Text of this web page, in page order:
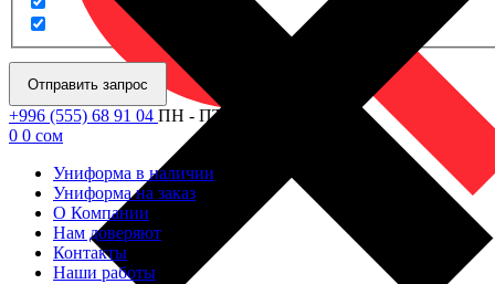
Отправить запрос
+996 (555) 68 91 04 ПН - ПТ: 09.00 - 18.00
0 0 сом
Униформа в наличии
Униформа на заказ
О Компании
Нам доверяют
Контакты
Наши работы